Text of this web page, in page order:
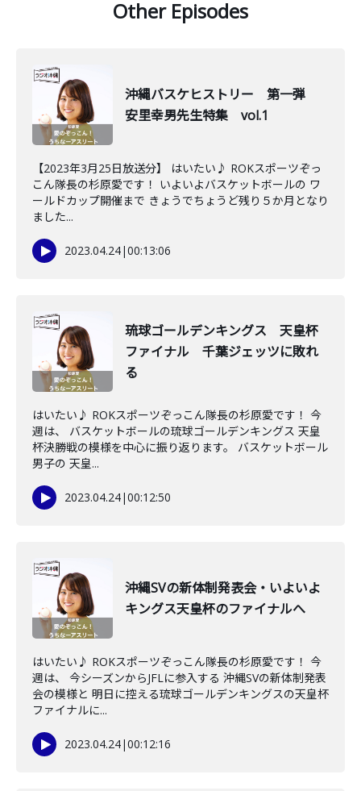
Other Episodes
沖縄バスケヒストリー 第一弾
安里幸男先生特集 vol.1
【2023年3月25日放送分】 はいたい♪ ROKスポーツぞっ
こん隊長の杉原愛です！ いよいよバスケットボールの ワ
ールドカップ開催まで きょうでちょうど残り５か月となり
ました...
2023.04.24|00:13:06
琉球ゴールデンキングス 天皇杯
ファイナル 千葉ジェッツに敗れ
る
はいたい♪ ROKスポーツぞっこん隊長の杉原愛です！ 今
週は、 バスケットボールの琉球ゴールデンキングス 天皇
杯決勝戦の模様を中心に振り返ります。 バスケットボール
男子の 天皇...
2023.04.24|00:12:50
沖縄SVの新体制発表会・いよいよ
キングス天皇杯のファイナルへ
はいたい♪ ROKスポーツぞっこん隊長の杉原愛です！ 今
週は、 今シーズンからJFLに参入する 沖縄SVの新体制発表
会の模様と 明日に控える琉球ゴールデンキングスの天皇杯
ファイナルに...
2023.04.24|00:12:16